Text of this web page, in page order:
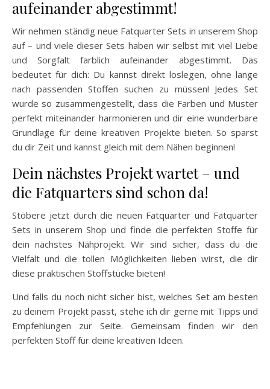
aufeinander abgestimmt!
Wir nehmen ständig neue Fatquarter Sets in unserem Shop
auf – und viele dieser Sets haben wir selbst mit viel Liebe
und Sorgfalt farblich aufeinander abgestimmt. Das
bedeutet für dich: Du kannst direkt loslegen, ohne lange
nach passenden Stoffen suchen zu müssen! Jedes Set
wurde so zusammengestellt, dass die Farben und Muster
perfekt miteinander harmonieren und dir eine wunderbare
Grundlage für deine kreativen Projekte bieten. So sparst
du dir Zeit und kannst gleich mit dem Nähen beginnen!
Dein nächstes Projekt wartet – und
die Fatquarters sind schon da!
Stöbere jetzt durch die neuen Fatquarter und Fatquarter
Sets in unserem Shop und finde die perfekten Stoffe für
dein nächstes Nähprojekt. Wir sind sicher, dass du die
Vielfalt und die tollen Möglichkeiten lieben wirst, die dir
diese praktischen Stoffstücke bieten!
Und falls du noch nicht sicher bist, welches Set am besten
zu deinem Projekt passt, stehe ich dir gerne mit Tipps und
Empfehlungen zur Seite. Gemeinsam finden wir den
perfekten Stoff für deine kreativen Ideen.